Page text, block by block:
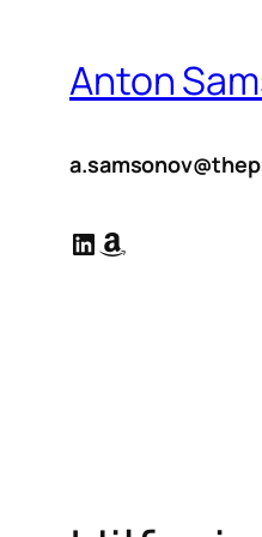
springenAnton
LinkedIn
Amazon